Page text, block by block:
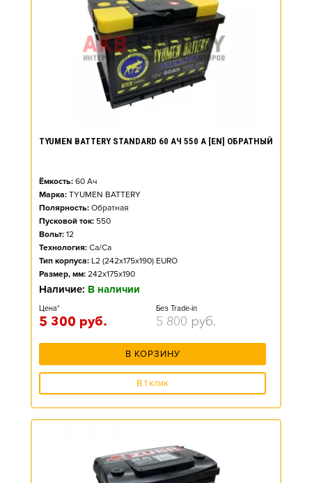
TYUMEN BATTERY STANDARD 60 АЧ 550 А [EN] ОБРАТНЫЙ
Ёмкость: 60 Ач
Марка: TYUMEN BATTERY
Полярность: Обратная
Пусковой ток: 550
Вольт: 12
Технология: Ca/Ca
Тип корпуса: L2 (242x175x190) EURO
Размер, мм: 242x175x190
Наличие: В наличии
Цена*
5 300 руб.
Без Trade-in
5 800 руб.
В КОРЗИНУ
В 1 клик